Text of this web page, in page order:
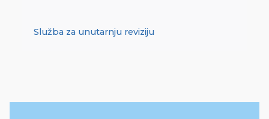
Služba za unutarnju reviziju